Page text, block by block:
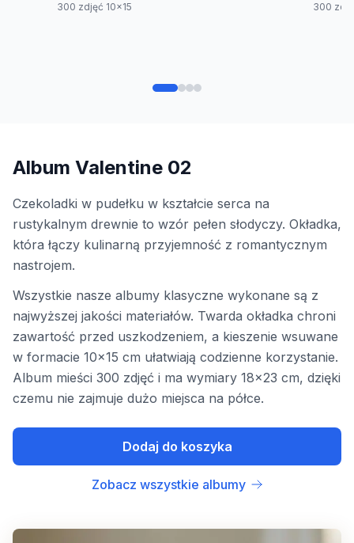
300 zdjęć 10x15 300
Album Valentine 02
Czekoladki w pudełku w kształcie serca na
rustykalnym drewnie to wzór pełen słodyczy. Okładka,
która łączy kulinarną przyjemność z romantycznym
nastrojem.
Wszystkie nasze albumy klasyczne wykonane są z
najwyższej jakości materiałów. Twarda okładka chroni
zawartość przed uszkodzeniem, a kieszenie wsuwane
w formacie 10x15 cm ułatwiają codzienne korzystanie.
Album mieści 300 zdjęć i ma wymiary 18x23 cm, dzięki
czemu nie zajmuje dużo miejsca na półce.
Dodaj do koszyka
Zobacz wszystkie albumy